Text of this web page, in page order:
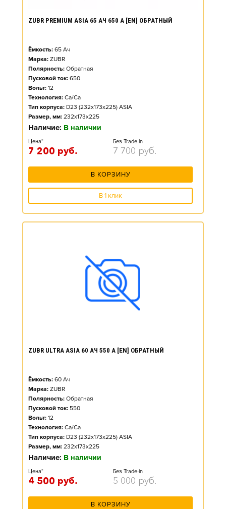
ZUBR PREMIUM ASIA 65 АЧ 650 А [EN] ОБРАТНЫЙ
Ёмкость: 65 Ач
Марка: ZUBR
Полярность: Обратная
Пусковой ток: 650
Вольт: 12
Технология: Ca/Ca
Тип корпуса: D23 (232x173x225) ASIA
Размер, мм: 232x173x225
Наличие: В наличии
Цена*
7 200 руб.
Без Trade-in
7 700 руб.
В КОРЗИНУ
В 1 клик
ZUBR ULTRA ASIA 60 АЧ 550 А [EN] ОБРАТНЫЙ
Ёмкость: 60 Ач
Марка: ZUBR
Полярность: Обратная
Пусковой ток: 550
Вольт: 12
Технология: Ca/Ca
Тип корпуса: D23 (232x173x225) ASIA
Размер, мм: 232x173x225
Наличие: В наличии
Цена*
4 500 руб.
Без Trade-in
5 000 руб.
В КОРЗИНУ